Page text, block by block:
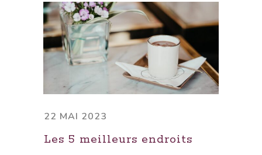
22 MAI 2023
Les 5 meilleurs endroits